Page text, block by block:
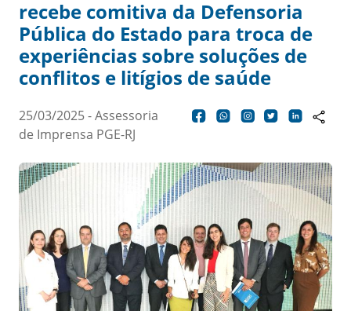
recebe comitiva da Defensoria
Pública do Estado para troca de
experiências sobre soluções de
conflitos e litígios de saúde
25/03/2025 - Assessoria
de Imprensa PGE-RJ